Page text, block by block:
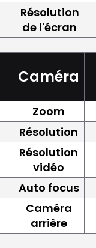
Résolution
de l'écran
Caméra
Zoom
Résolution
Résolution
vidéo
Auto focus
Caméra
arrière